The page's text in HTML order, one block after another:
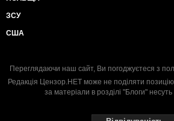
ЗСУ
США
Переглядаючи наш сайт, Ви погоджуєтеся з
Редакція Цензор.НЕТ може не поділяти позицію
за матеріали в розділі "Блоги" несуть